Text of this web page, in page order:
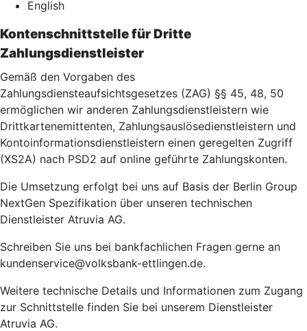
English
Kontenschnittstelle für Dritte
Zahlungsdienstleister
Gemäß den Vorgaben des
Zahlungsdiensteaufsichtsgesetzes (ZAG) §§ 45, 48, 50
ermöglichen wir anderen Zahlungsdienstleistern wie
Drittkartenemittenten, Zahlungsauslösedienstleistern und
Kontoinformationsdienstleistern einen geregelten Zugriff
(XS2A) nach PSD2 auf online geführte Zahlungskonten.
Die Umsetzung erfolgt bei uns auf Basis der Berlin Group
NextGen Spezifikation über unseren technischen
Dienstleister Atruvia AG.
Schreiben Sie uns bei bankfachlichen Fragen gerne an
kundenservice@volksbank-ettlingen.de.
Weitere technische Details und Informationen zum Zugang
zur Schnittstelle finden Sie bei unserem Dienstleister
Atruvia AG.